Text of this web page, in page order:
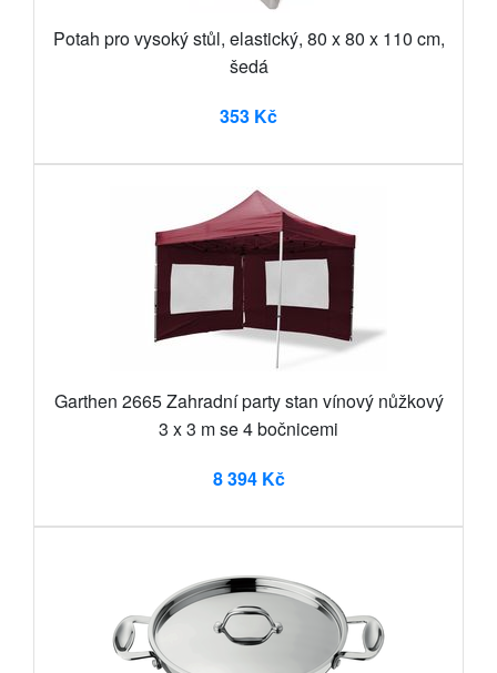
Potah pro vysoký stůl, elastický, 80 x 80 x 110 cm,
šedá
353 Kč
Garthen 2665 Zahradní party stan vínový nůžkový
3 x 3 m se 4 bočnicemi
8 394 Kč